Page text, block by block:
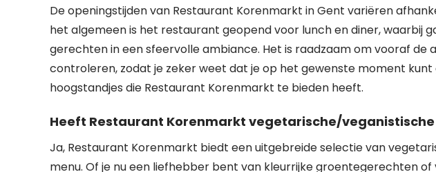
De openingstijden van Restaurant Korenmarkt in Gent variëren
het algemeen is het restaurant geopend voor lunch en diner, waarbij
gerechten in een sfeervolle ambiance. Het is raadzaam om vooraf de
controleren, zodat je zeker weet dat je op het gewenste moment kunt
hoogstandjes die Restaurant Korenmarkt te bieden heeft.
Heeft Restaurant Korenmarkt vegetarische/
Ja, Restaurant Korenmarkt biedt een uitgebreide selectie van
menu. Of je nu een liefhebber bent van kleurrijke groentegerechten